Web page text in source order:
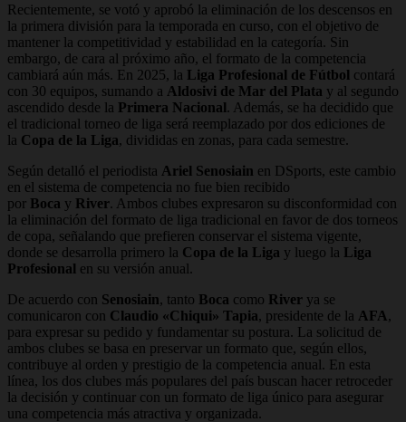
Recientemente, se votó y aprobó la eliminación de los descensos en
la primera división para la temporada en curso, con el objetivo de
mantener la competitividad y estabilidad en la categoría. Sin
embargo, de cara al próximo año, el formato de la competencia
cambiará aún más. En 2025, la Liga Profesional de Fútbol contará
con 30 equipos, sumando a Aldosivi de Mar del Plata y al segundo
ascendido desde la Primera Nacional. Además, se ha decidido que
el tradicional torneo de liga será reemplazado por dos ediciones de
la Copa de la Liga, divididas en zonas, para cada semestre.
Según detalló el periodista Ariel Senosiain en DSports, este cambio
en el sistema de competencia no fue bien recibido
por Boca y River. Ambos clubes expresaron su disconformidad con
la eliminación del formato de liga tradicional en favor de dos torneos
de copa, señalando que prefieren conservar el sistema vigente,
donde se desarrolla primero la Copa de la Liga y luego la Liga
Profesional en su versión anual.
De acuerdo con Senosiain, tanto Boca como River ya se
comunicaron con Claudio «Chiqui» Tapia, presidente de la AFA,
para expresar su pedido y fundamentar su postura. La solicitud de
ambos clubes se basa en preservar un formato que, según ellos,
contribuye al orden y prestigio de la competencia anual. En esta
línea, los dos clubes más populares del país buscan hacer retroceder
la decisión y continuar con un formato de liga único para asegurar
una competencia más atractiva y organizada.